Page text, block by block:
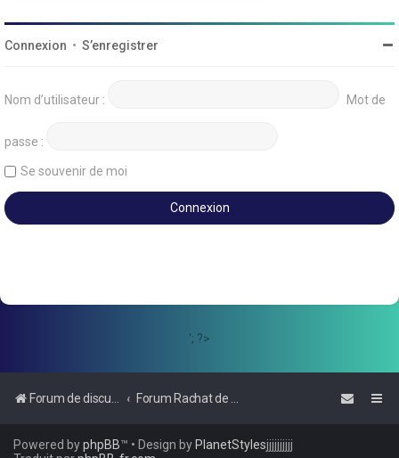
Connexion • S’enregistrer
Nom d’utilisateur : Mot de
passe :
Se souvenir de moi
'; ?>
Forum de discussions sur le Regroupement de Crédits et le Rachat de Crédits
Powered byphpBB™ • Design byPlanetStylesjjjjjjjjjj